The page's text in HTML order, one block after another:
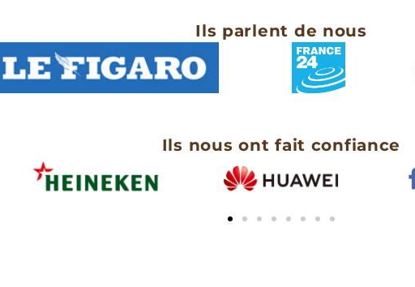
Ils parlent de nous
Ils nous ont fait confiance